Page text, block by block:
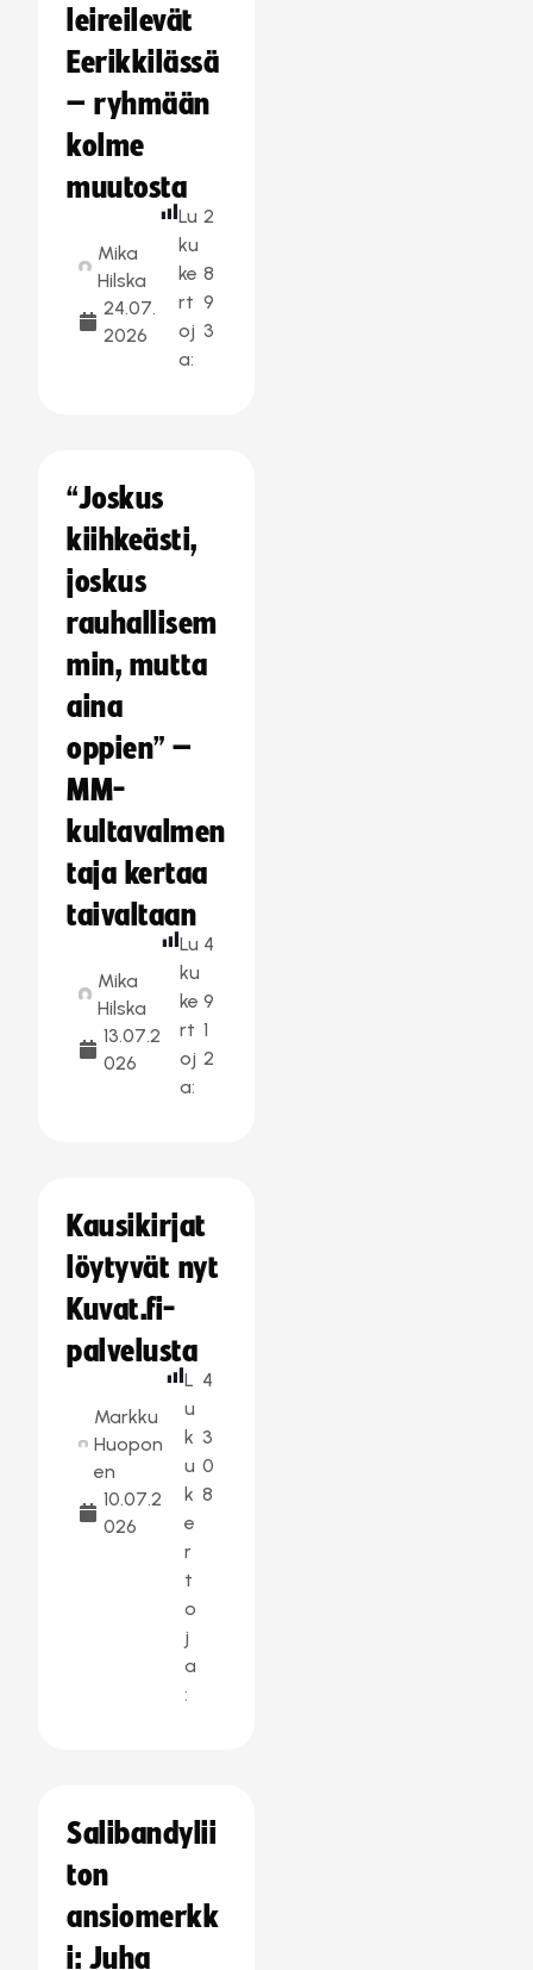
leireilevät
Eerikkilässä
– ryhmään
kolme
muutosta
Mika
Hilska
24.07.
2026
Lu
ku
ke
rt
oj
a:
2
8
9
3
“Joskus
kiihkeästi,
joskus
rauhallisem
min, mutta
aina
oppien” –
MM-
kultavalmen
taja kertaa
taivaltaan
Mika
Hilska
13.07.2
026
Lu
ku
ke
rt
oj
a:
4
9
1
2
Kausikirjat
löytyvät nyt
Kuvat.fi-
palvelusta
Markku
Huopon
en
10.07.2
026
L
u
k
u
k
e
r
t
o
j
a
:
4
3
0
8
Salibandylii
ton
ansiomerkk
i: Juha